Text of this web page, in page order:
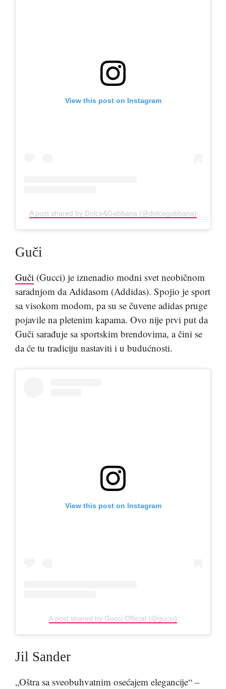
View this post on Instagram
A post shared by Dolce&Gabbana (@dolcegabbana)
Guči
Guči (Gucci) je iznenadio modni svet neobičnom
saradnjom da Adidasom (Addidas). Spojio je sport
sa visokom modom, pa su se čuvene adidas pruge
pojavile na pletenim kapama. Ovo nije prvi put da
Guči sarađuje sa sportskim brendovima, a čini se
da će tu tradiciju nastaviti i u budućnosti.
View this post on Instagram
A post shared by Gucci Official (@gucci)
Jil Sander
„Oštra sa sveobuhvatnim osećajem elegancije“ –